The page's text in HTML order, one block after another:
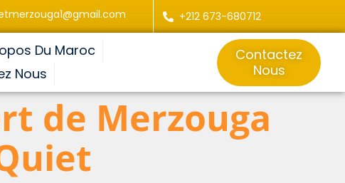
+212 673-680712
Du Maroc
Nous
Contactez
Nous
de Merzouga